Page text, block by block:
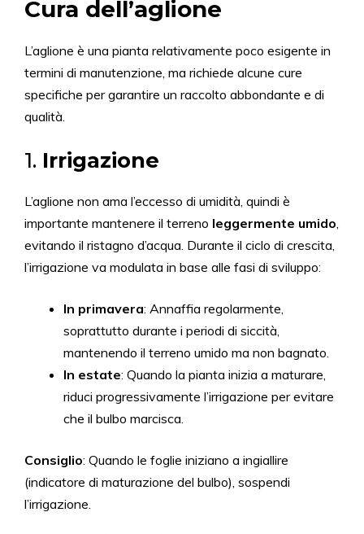
Cura dell’aglione
L’aglione è una pianta relativamente poco esigente in
termini di manutenzione, ma richiede alcune cure
specifiche per garantire un raccolto abbondante e di
qualità.
1. Irrigazione
L’aglione non ama l’eccesso di umidità, quindi è
importante mantenere il terreno leggermente umido,
evitando il ristagno d’acqua. Durante il ciclo di crescita,
l’irrigazione va modulata in base alle fasi di sviluppo:
In primavera: Annaffia regolarmente,
soprattutto durante i periodi di siccità,
mantenendo il terreno umido ma non bagnato.
In estate: Quando la pianta inizia a maturare,
riduci progressivamente l’irrigazione per evitare
che il bulbo marcisca.
Consiglio: Quando le foglie iniziano a ingiallire
(indicatore di maturazione del bulbo), sospendi
l’irrigazione.